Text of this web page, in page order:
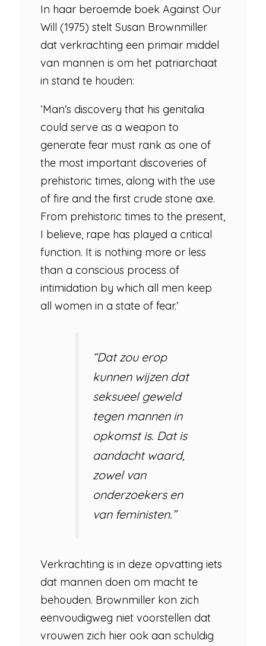
In haar beroemde boek Against Our
Will (1975) stelt Susan Brownmiller
dat verkrachting een primair middel
van mannen is om het patriarchaat
in stand te houden:
‘Man’s discovery that his genitalia
could serve as a weapon to
generate fear must rank as one of
the most important discoveries of
prehistoric times, along with the use
of fire and the first crude stone axe.
From prehistoric times to the present,
I believe, rape has played a critical
function. It is nothing more or less
than a conscious process of
intimidation by which all men keep
all women in a state of fear.’
“Dat zou erop
kunnen wijzen dat
seksueel geweld
tegen mannen in
opkomst is. Dat is
aandacht waard,
zowel van
onderzoekers en
van feministen.”
Verkrachting is in deze opvatting iets
dat mannen doen om macht te
behouden. Brownmiller kon zich
eenvoudigweg niet voorstellen dat
vrouwen zich hier ook aan schuldig